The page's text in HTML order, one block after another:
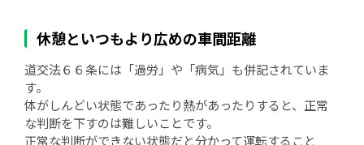
休憩といつもより広めの車間距離
道交法６６条には「過労」や「病気」も併記されていま
す。
体がしんどい状態であったり熱があったりすると、正常
な判断を下すのは難しいことです。
正常な判断ができない状態だと分かって運転すること